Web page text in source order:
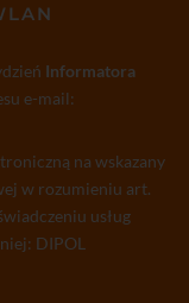
Informatora
e-mail:
na wskazany
w rozumieniu art.
usług
DIPOL